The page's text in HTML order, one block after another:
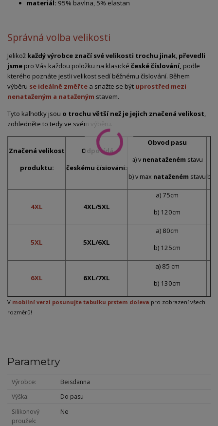
materiál: 95% bavlna, 5% elastan
Správná volba velikosti
Jelikož každý výrobce značí své velikosti trochu jinak převedli
jsme pro Vás každou položku na klasické české číslování, podle
kterého poznáte jestli velikost sedí běžnému číslování. Během
výběru se ideálně změřte a snažte se být uprostřed mezi
nenataženým a nataženým stavem.
Tyto kalhotky jsou o trochu větší než je jejich značená velikost
zohledněte to tedy ve svém výběru.
Značená velikost
produktu:
Odpovídá
českému číslování:
Obvod pasu
a) v nenataženém stavu
b) v max nataženém stavu b)
4XL 4XL/5XL
a) 75cm
b) 120cm
5XL 5XL/6XL
a) 80cm
b) 125cm
6XL 6XL/7XL
a) 85 cm
b) 130cm
V mobilní verzi posunujte tabulku prstem doleva pro zobrazení všech
rozměrů!
Parametry
Výrobce
Beisdanna
Výška
Do pasu
Silikonový
proužek
Ne